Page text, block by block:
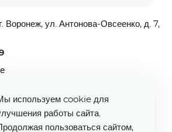
Воронеж, ул. Антонова-Овсеенко, д. 7,
используем cookie для
работы сайта.
пользоваться сайтом,